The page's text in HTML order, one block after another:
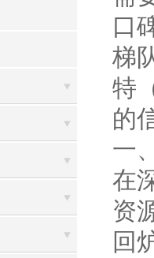
口
梯
特
的
一
在
资
回